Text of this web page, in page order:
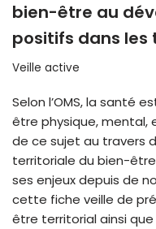
bien-être au
positifs dans les
Veille active
Selon l’OMS, la santé
être physique, mental,
de ce sujet au travers
territoriale du bien-
ses enjeux depuis de
cette fiche veille de
être territorial ainsi que